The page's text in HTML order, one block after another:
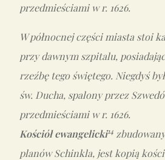
przedmieściami w r. 1626.
W północnej części miasta stoi
przy dawnym szpitalu,
rzeźbę tego świętego. Niegdyś
św. Ducha, spalony przez
przedmieściami w r. 1626.
Kościół ewangelicki14
planów Schinkla, jest kopią